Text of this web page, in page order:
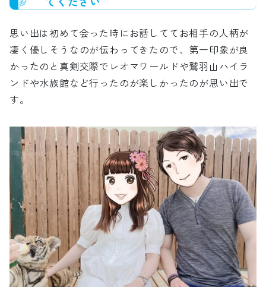
思い出は初めて会った時にお話しててお相手の人柄が
凄く優しそうなのが伝わってきたので、第一印象が良
かったのと真剣交際でレオマワールドや鷲羽山ハイラ
ンドや水族館など行ったのが楽しかったのが思い出で
す。